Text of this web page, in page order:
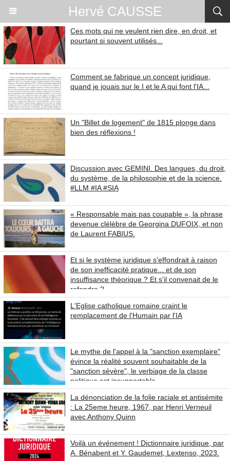
Hervé CAUSSE
Ces mots qui ne veulent rien dire, en droit, et
pourtant si souvent utilisés...
Comment se fabrique un concept juridique,
quand je jouais sur le I et le A qui font l'IA...
Un "Billet de logement" de 1815 plonge dans
bien des réflexions !
Discussion avec GEMINI. Des langues, du droit,
du système, de la philosophie et de la science.
#LLM #IA #SIA
« Responsable mais pas coupable », la phrase
devenue clélèbre de Georgina DUFOIX, et non
de Laurent FABIUS.
Et si le système juridique s'effondrait à raison
de son inefficacité pratique... et de son
insuffisance théorique ? Et s'il convenait de le
refondre ?
L'Eglise catholique romaine craint le
remplacement de l'Humain par l'IA
Le mythe de l'appel à la "sanction exemplaire"
évince la réalité souvent souhaitable de la
"sanction sévère", le verbiage de la classe
politique est insupportable.
La dénonciation de la folie raciale et antisémite
: La 25eme heure, 1967, par Henri Verneuil
avec Anthony Quinn
Voilà un événement ! Dictionnaire juridique, par
A. Bénabent et Y. Gaudemet, Lextenso, 2023.